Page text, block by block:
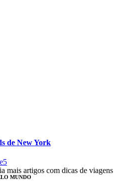
de New York
5
mais artigos com dicas de viagens
MUNDO​